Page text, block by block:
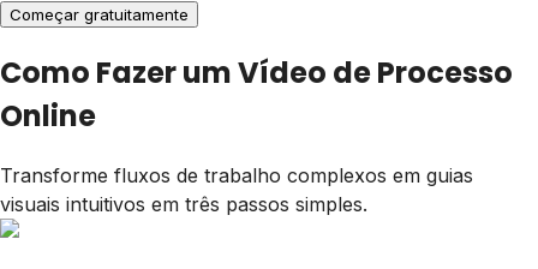
Começar gratuitamente
Como Fazer um Vídeo de Processo
Online
Transforme fluxos de trabalho complexos em guias
visuais intuitivos em três passos simples.